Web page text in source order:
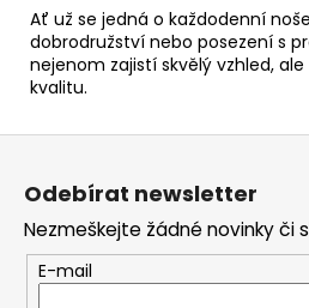
Ať už se jedná o každodenní
dobrodružství nebo posezení s
nejenom zajistí skvělý vzhled,
kvalitu.
Z
Odebírat newsletter
Nezmeškejte žádné novinky či
E-mail